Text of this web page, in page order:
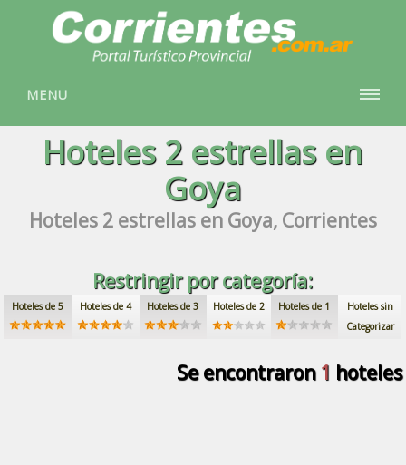
MENU
Hoteles 2 estrellasen
Goya
Hoteles 2 estrellasen Goya, Corrientes
Restringir por categoría:
Hoteles de 5 Hoteles de 4 Hoteles de 3 Hoteles de 2 Hoteles de 1
Hoteles sin
Categorizar
Se encontraron 1 hoteles